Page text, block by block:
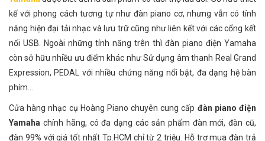
kế với phong cách tương tự như đàn piano cơ, nhưng vẫn có tính
năng hiện đại tải nhạc và lưu trữ cũng như liên kết với các cổng kết
nối USB. Ngoài những tính năng trên thì đàn piano điện Yamaha
còn sở hữu nhiều ưu điểm khác như Sử dụng âm thanh Real Grand
Expression, PEDAL với nhiều chứng năng nổi bật, đa dạng hệ bàn
phím...
Cửa hàng nhạc cụ Hoàng Piano chuyên cung cấp đàn piano điện
Yamaha chính hãng, có đa dạng các sản phẩm đàn mới, đàn cũ,
đàn 99% với giá tốt nhất Tp.HCM chỉ từ 2 triệu. Hỗ trợ mua đàn trả